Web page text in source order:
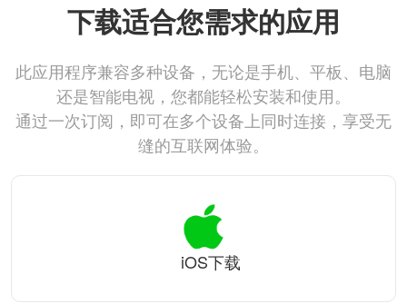
下载适合您需求的应用
此应用程序兼容多种设备，无论是手机、平板、电脑
还是智能电视，您都能轻松安装和使用。
通过一次订阅，即可在多个设备上同时连接，享受无
缝的互联网体验。
iOS下载